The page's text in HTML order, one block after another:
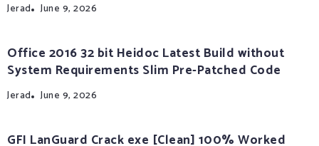
Jerad June 9, 2026
Office 2016 32 bit Heidoc Latest Build without
System Requirements Slim Pre-Patched Code
Jerad June 9, 2026
GFI LanGuard Crack exe [Clean] 100% Worked